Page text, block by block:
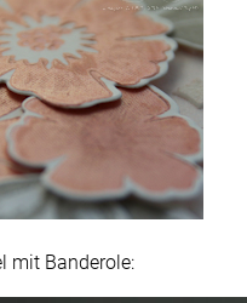
mit Banderole: